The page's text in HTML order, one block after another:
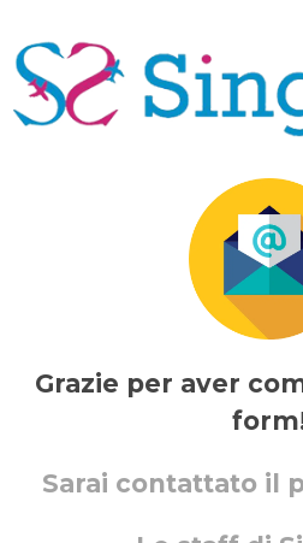
Grazie per aver
Sarai contattato il